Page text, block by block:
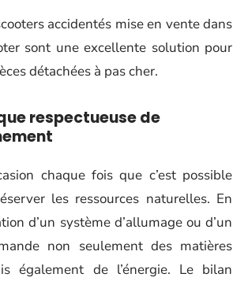
accidentés mise en vente dans
sont une excellente solution pour
détachées à pas cher.
respectueuse de
chaque fois que c’est possible
les ressources naturelles. En
d’un système d’allumage ou d’un
non seulement des matières
également de l’énergie. Le bilan